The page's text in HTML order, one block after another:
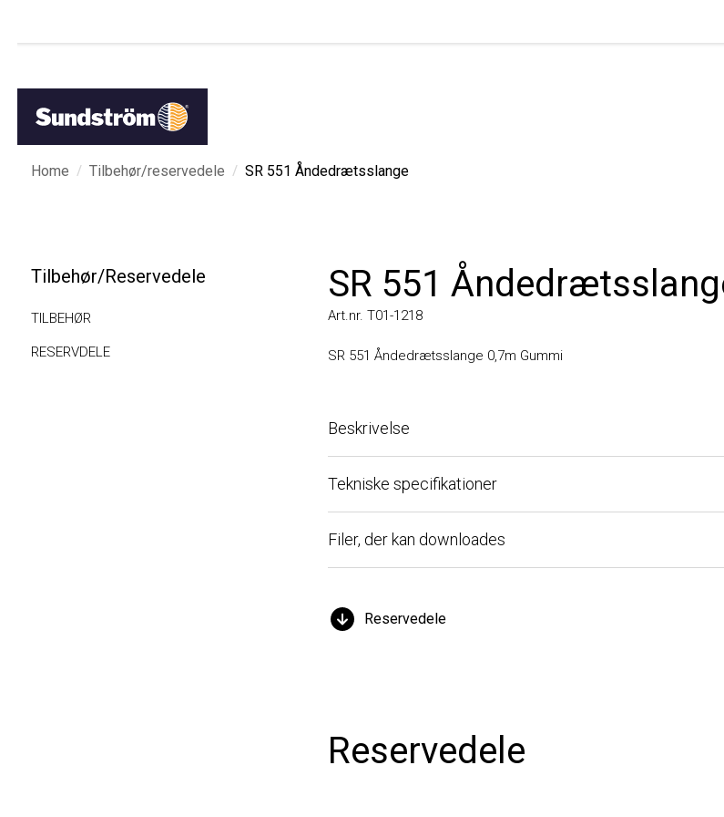
Home / Tilbehør/reservedele / SR 551 Åndedrætsslange
Tilbehør/Reservedele
TILBEHØR
RESERVDELE
SR 551 Åndedrætsslange
Art.nr. T01-1218
SR 551 Åndedrætsslange 0,7m Gummi
Beskrivelse
Tekniske specifikationer
Filer, der kan downloades
Reservedele
Reservedele